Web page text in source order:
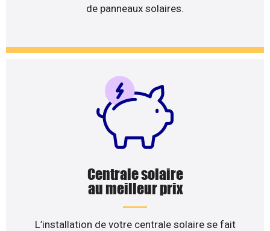
de panneaux solaires.
Centrale solaire
au meilleur prix
L’installation de votre centrale solaire se fait